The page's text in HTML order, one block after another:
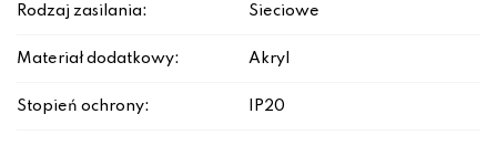
Rodzaj zasilania: Sieciowe
Materiał dodatkowy: Akryl
Stopień ochrony: IP20